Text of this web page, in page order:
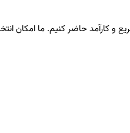
و کارآمد حاضر کنیم. ما امکان